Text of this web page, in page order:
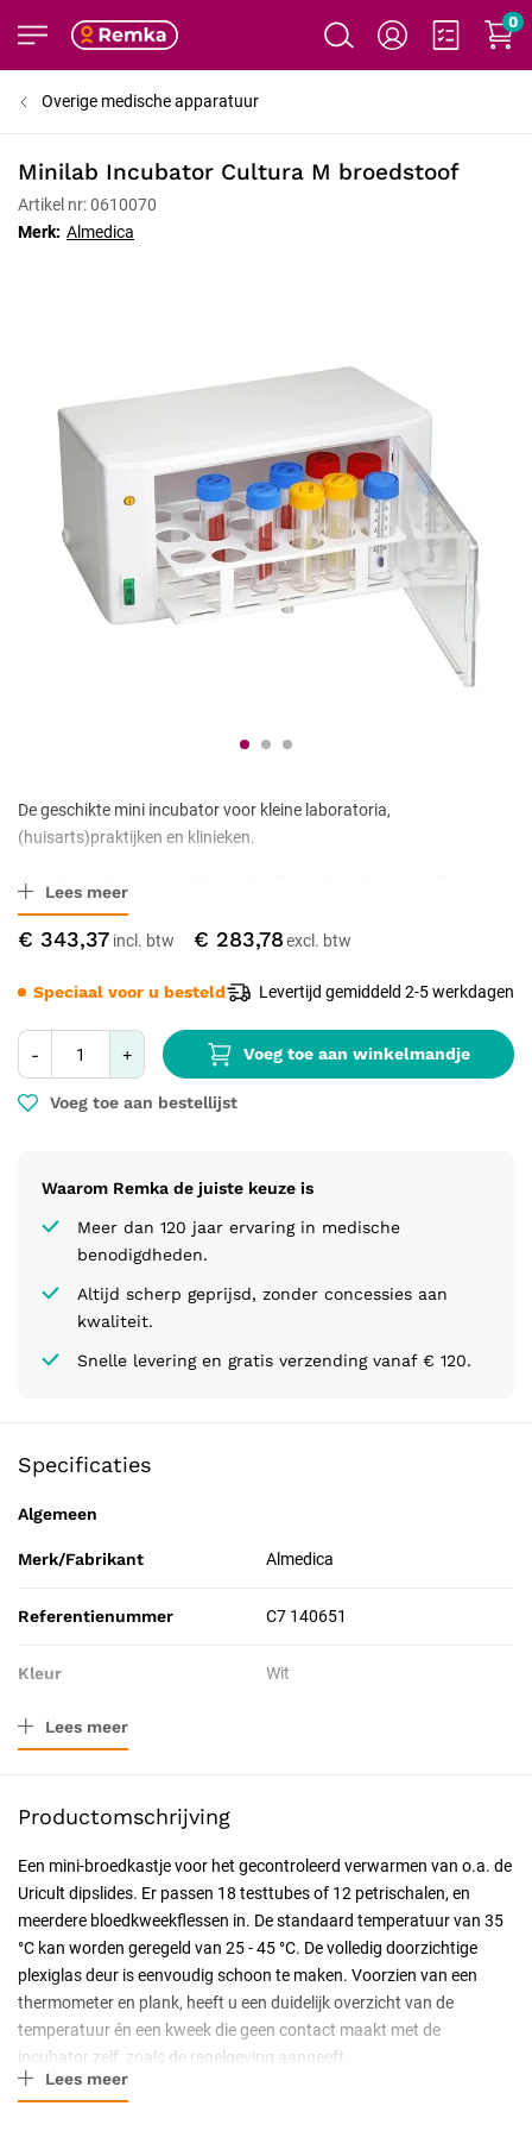
0
Overige medische apparatuur
Minilab Incubator Cultura M broedstoof
Artikel nr: 0610070
Merk: Almedica
€ 343,37 € 283,78
- + Voeg toe aan winkelmandje
Voeg toe aan bestellijst
Waarom Remka de juiste keuze is
Meer dan 120 jaar ervaring in medische
benodigdheden.
Altijd scherp geprijsd, zonder concessies aan
kwaliteit.
Snelle levering en gratis verzending vanaf € 120.
Speciaal voor u besteld Levertijd gemiddeld 2-5 werkdagen
De geschikte mini incubator voor kleine laboratoria,
(huisarts)praktijken en klinieken.
Voor de incubatie van 18 Dipslides (bijvoorbeeld van Uricult). Met
full-vision plexiglazen deur, gemakkelijk schoon te maken, compacte
stabiele huisvesting, CE certificering, onderhoudsvrij.
Lees meer
Specificaties
Algemeen
Merk/Fabrikant Almedica
Referentienummer C7 140651
Kleur Wit
Verpakkingstype
Geschiktheid Herbruikbaar, Professioneel
Uitvoering Adapter
CE-gecertificeerd
Soort
Lees meer
Productomschrijving
Een mini-broedkastje voor het gecontroleerd verwarmen van o.a. de
Uricult dipslides. Er passen 18 testtubes of 12 petrischalen, en
meerdere bloedkweekflessen in. De standaard temperatuur van 35
°C kan worden geregeld van 25 - 45 °C. De volledig doorzichtige
plexiglas deur is eenvoudig schoon te maken. Voorzien van een
thermometer en plank, heeft u een duidelijk overzicht van de
temperatuur én een kweek die geen contact maakt met de
incubator zelf, zoals de regelgeving aangeeft.
Lees meer